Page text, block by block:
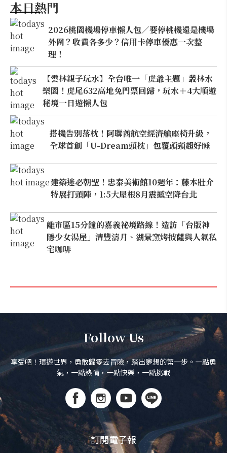
本日熱門
2026桃園機場停車懶人包／要停桃機還是機場
外圍？收費各多少？信用卡停車優惠一次整
理！
【雲林親子玩水】全台唯一「虎爺主題」叢林水
樂園！虎尾632高地免門票回歸，玩水＋4大順遊
秘境一日遊懶人包
搭機告別落枕！阿聯酋航空經濟艙座椅升級，
全球首創「U-Dream頭枕」包覆頭頸超好睡
建築迷必朝聖！忠泰美術館10週年：藤本壯介
特展打頭陣，1:5大屋根8月震撼空降台北
離市區15分鐘的嘉義祕境路線！造訪「台版神
隱少女湯屋」清豐濤月、湖景窯烤披薩與人氣私
宅咖啡
Follow Us
享受吧！環遊世界，勇敢歸零去冒險，踏出夢想的第一步。一點勇
氣，一點熱情，一點快樂，一點挑戰
訂閱電子報